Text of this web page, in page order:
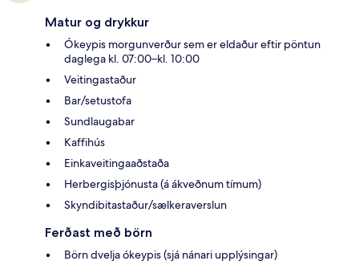
Matur og drykkur
Ókeypis morgunverður sem er eldaður eftir pöntun
daglega kl. 07:00–kl. 10:00
Veitingastaður
Bar/setustofa
Sundlaugabar
Kaffihús
Einkaveitingaaðstaða
Herbergisþjónusta (á ákveðnum tímum)
Skyndibitastaður/sælkeraverslun
Ferðast með börn
Börn dvelja ókeypis (sjá nánari upplýsingar)